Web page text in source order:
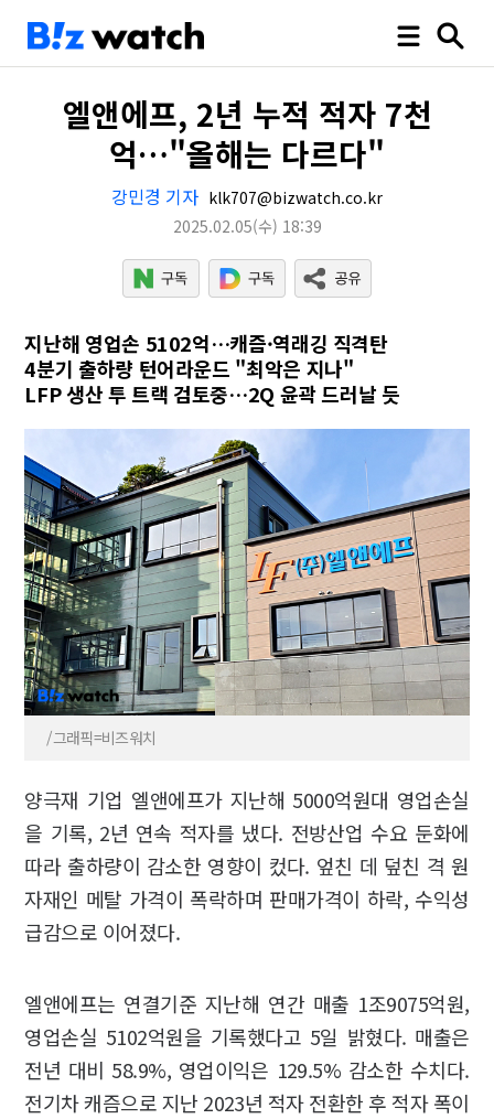
엘앤에프, 2년 누적 적자 7천
억…"올해는 다르다"
강민경 기자 klk707@bizwatch.co.kr
2025.02.05(수) 18:39
지난해 영업손 5102억…캐즘·역래깅 직격탄
4분기 출하량 턴어라운드 "최악은 지나"
LFP 생산 투 트랙 검토중…2Q 윤곽 드러날 듯
/그래픽=비즈워치
양극재 기업 엘앤에프가 지난해 5000억원대 영업손실
을 기록, 2년 연속 적자를 냈다. 전방산업 수요 둔화에
따라 출하량이 감소한 영향이 컸다. 엎친 데 덮친 격 원
자재인 메탈 가격이 폭락하며 판매가격이 하락, 수익성
급감으로 이어졌다.
엘앤에프는 연결기준 지난해 연간 매출 1조9075억원,
영업손실 5102억원을 기록했다고 5일 밝혔다. 매출은
전년 대비 58.9%, 영업이익은 129.5% 감소한 수치다.
전기차 캐즘으로 지난 2023년 적자 전환한 후 적자 폭이